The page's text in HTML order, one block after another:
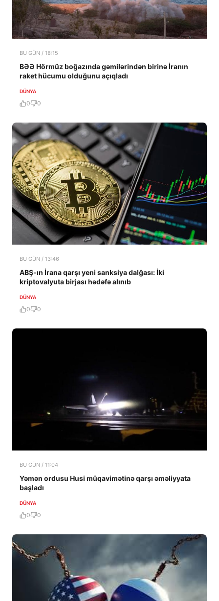
BU GÜN / 18:15
BƏƏ Hörmüz boğazında gəmilərindən birinə İranın
raket hücumu olduğunu açıqladı
DÜNYA
0 0
BU GÜN / 13:46
ABŞ-ın İrana qarşı yeni sanksiya dalğası: İki
kriptovalyuta birjası hədəfə alınıb
DÜNYA
0 0
BU GÜN / 11:04
Yəmən ordusu Husi müqavimətinə qarşı əməliyyata
başladı
DÜNYA
0 0